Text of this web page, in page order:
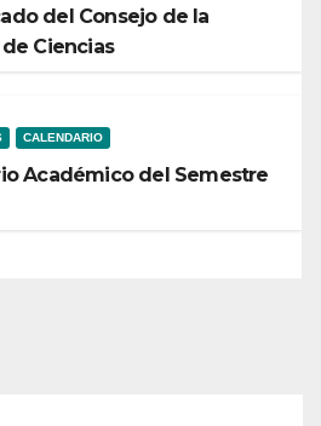
del Consejo de la
Ciencias
CALENDARIO
Académico del Semestre